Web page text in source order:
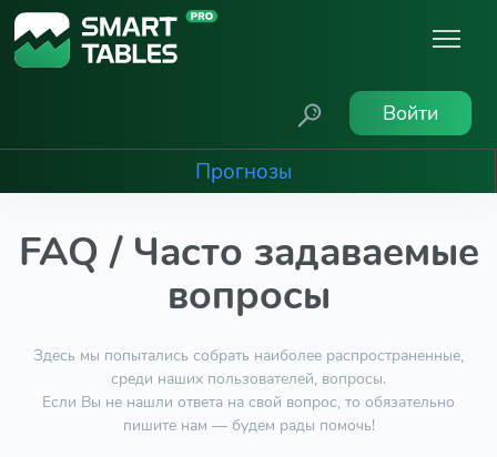
Войти
Прогнозы
FAQ / Часто задаваемые
вопросы
Здесь мы попытались собрать наиболее распространенные,
среди наших пользователей, вопросы.
Если Вы не нашли ответа на свой вопрос, то обязательно
пишите нам — будем рады помочь!